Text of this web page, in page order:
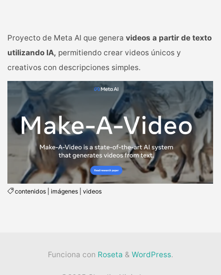
Proyecto de Meta AI que generavideos a partir de texto
utilizando IA, permitiendo crear videos únicos y
creativos con descripciones simples.
contenidos |imágenes |videos
Funciona con Roseta & WordPress.